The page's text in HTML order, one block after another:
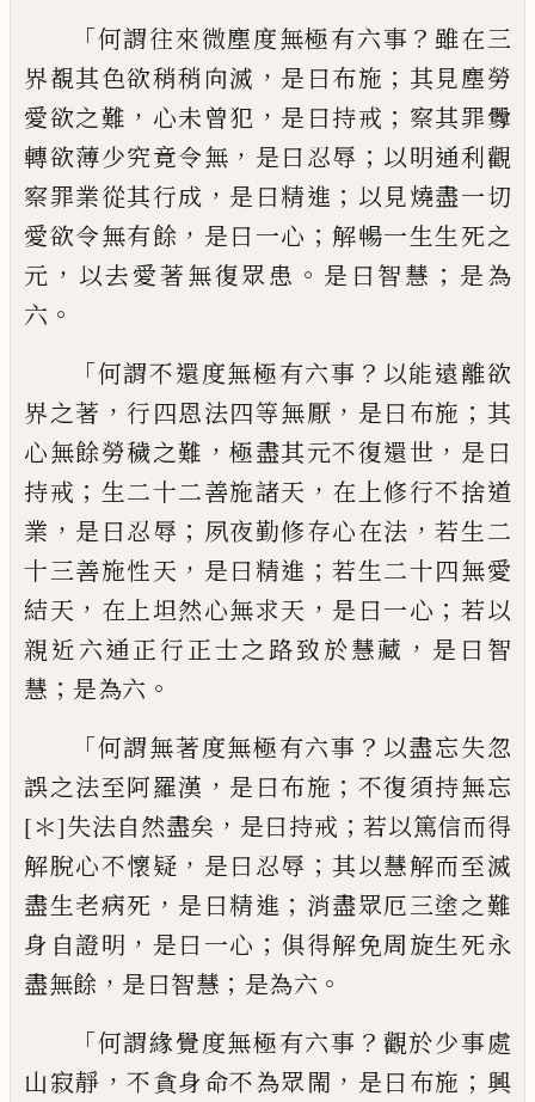
「何謂往來微塵度無極有六事 ？雖在三
界覩其色欲稍稍向滅 ， 是曰布施 ； 其見塵勞
愛欲之難 ， 心未曾犯 ， 是曰持戒 ； 察其罪釁
轉欲薄少究竟令無 ， 是曰忍辱 ； 以明通利觀
察罪業從其行成 ， 是曰精進 ； 以見燒盡一切
愛欲令無有餘 ， 是曰一心 ； 解暢一生生死之
元 ， 以去愛著無復眾患 。 是 曰智慧 ； 是為
六 。
「何謂不還度無極有六事 ？ 以能遠離欲
界之著 ，行四恩法四等無厭 ， 是曰布施 ； 其
心無餘勞穢之難 ，極盡其元不復還世 ， 是曰
持戒 ； 生二十二善施諸天 ， 在上修行不捨道
業 ， 是曰忍辱 ； 夙夜勤修存心在法 ，若生二
十三善施性天 ， 是曰精進 ； 若生二十四無愛
結天 ， 在上坦然心無求天 ， 是 曰一心 ； 若以
親近六通正行正士之路致於慧藏 ， 是曰智
慧 ； 是為六 。
「何謂無著度無極有六事 ？ 以盡忘失忽
誤之法至阿羅漢 ， 是 曰布施 ； 不復須持無忘
[＊]失法自然盡矣 ， 是曰持戒 ； 若以篤信而得
解脫心不懷疑 ， 是曰忍辱 ； 其以慧解而至滅
盡生老病死 ， 是曰精進 ； 消盡眾厄三塗之難
身自證明 ， 是曰一心 ； 俱得解免周旋生死永
盡無餘 ， 是曰智慧 ； 是為六 。
「何謂緣覺度無極有六事 ？ 觀於少事處
山寂靜 ，不貪身命不為眾閙 ， 是曰布施 ； 興